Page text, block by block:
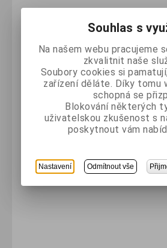
Souhlas s
Na našem webu pracujeme
zkvalitnit naše
Soubory cookies si
zařízení děláte. Díky tomu
schopná se
Blokování některých
uživatelskou zkušenost s
poskytnout vám
Nastavení Odmítnout vše